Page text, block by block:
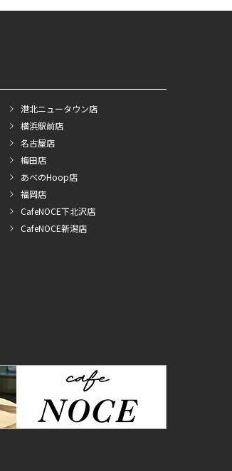
港北ニュータウン店
横浜駅前店
名古屋店
梅田店
あべのHoop店
福岡店
CafeNOCE下北沢店
CafeNOCE新潟店